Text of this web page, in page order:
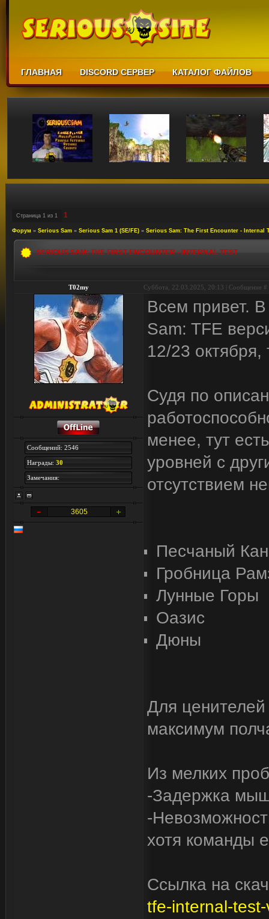
ГЛАВНАЯ DISCORD СЕРВЕР КАТАЛОГ ФАЙЛОВ
Страница 1 из 1 1
Форум » Serious Sam » Serious Sam 1 (SE/FE) » Serious Sam: The First Encounter - Internal
SERIOUS SAM: THE FIRST ENCOUNTER - INTERNAL TEST
T02my Суббота, 22.03.2025, 20:13 | Сообщение #
Сообщений: 2546
Награды: 30
Замечания:
3605
Всем привет.
Sam: TFE
12/23
Судя по
менее, тут
уровней с
отсутствием
Песчаный
Гробница
Лунные Горы
Оазис
Дюны
Для
максимум
Из мелких
-Задержка
-
хотя команды
Ссылка на
tfe-internal-